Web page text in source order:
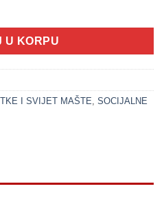
svijet u koferu (11x10x5cm)
U KORPU
I SVIJET MAŠTE SOCIJALNE